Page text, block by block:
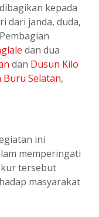
kepada
dari janda, duda,
dan dua
dan Dusun Kilo
Buru Selatan,
ini
memperingati
tersebut
masyarakat